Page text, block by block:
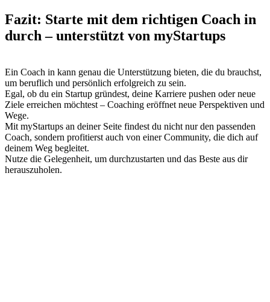
Fazit: Starte mit dem richtigen Coach in
durch – unterstützt von myStartups
Ein Coach in kann genau die Unterstützung bieten, die du brauchst,
um beruflich und persönlich erfolgreich zu sein.
Egal, ob du ein Startup gründest, deine Karriere pushen oder neue
Ziele erreichen möchtest – Coaching eröffnet neue Perspektiven und
Wege.
Mit myStartups an deiner Seite findest du nicht nur den passenden
Coach, sondern profitierst auch von einer Community, die dich auf
deinem Weg begleitet.
Nutze die Gelegenheit, um durchzustarten und das Beste aus dir
herauszuholen.